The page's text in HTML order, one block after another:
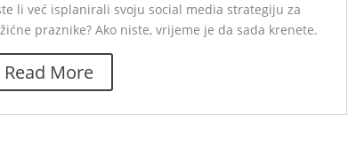
li već isplanirali svoju social media strategiju za
praznike? Ako niste, vrijeme je da sada krenete.
Read More